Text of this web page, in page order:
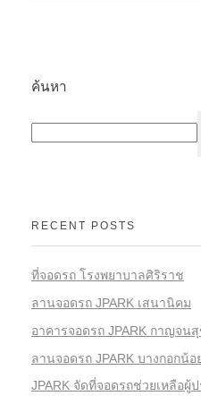
ค้นหา
RECENT POSTS
ที่จอดรถ โรงพยาบาลศิริราช​
ลานจอดรถ JPARK เสนานิคม
อาคารจอดรถ JPARK กาญจน
ลานจอดรถ JPARK บางกอกน้อ
JPARK จัดที่จอดรถช่วยเหลือผู้